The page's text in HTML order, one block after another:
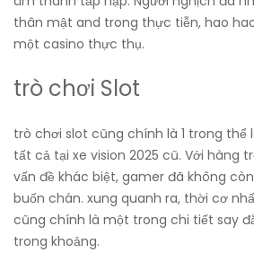
thân mật and trong thực tiễn, hao
một casino thực thụ.
trò chơi Slot
trò chơi slot cũng chính là 1 trong thể
tất cả tại xe vision 2025 cũ. Với hàng
vấn đề khác biệt, gamer đã không
buốn chán. xung quanh ra, thời cơ
cũng chính là một trong chi tiết say
trong khoảng.